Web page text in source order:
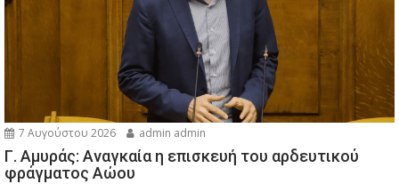
7 Αυγούστου 2026 admin admin
Γ. Αμυράς: Αναγκαία η επισκευή του αρδευτικού
φράγματος Αώου